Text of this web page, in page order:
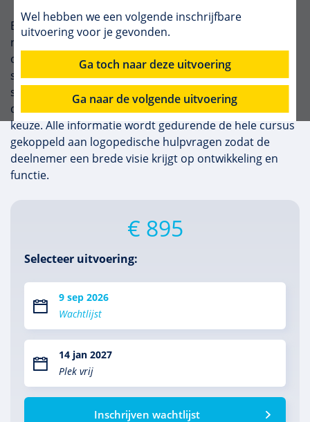
Wel hebben we een volgende inschrijfbare
uitvoering voor je gevonden.
Ga toch naar deze uitvoering
Ga naar de volgende uitvoering
Ben je op zoek naar een praktische cursus over de
relatie tussen de zintuigen, de prikkelverwerking en de
ontwikkeling van communicatieve vaardigheden,
spraak, taal, eten en drinken? Dan is deze module die
specifiek voor logopedisten ontwikkeld is en met name
door logopedisten gegeven wordt wellicht een goede
keuze. Alle informatie wordt gedurende de hele cursus
gekoppeld aan logopedische hulpvragen zodat de
deelnemer een brede visie krijgt op ontwikkeling en
functie.
€ 895
Selecteer uitvoering:
9 sep 2026
Wachtlijst
14 jan 2027
Plek vrij
Inschrijven wachtlijst